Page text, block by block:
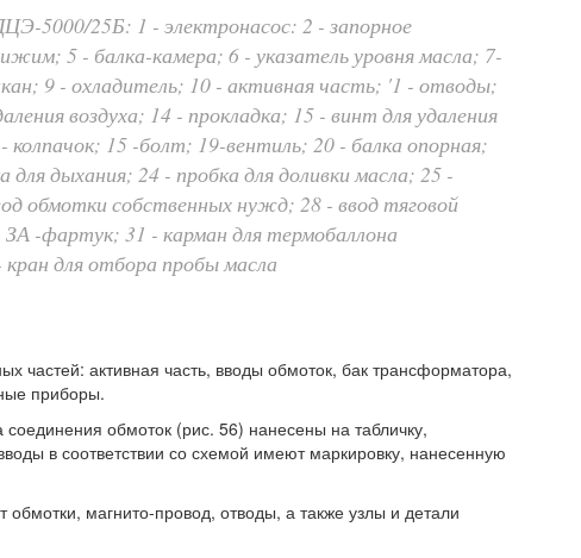
5000/25Б: 1 - электронасос: 2 - запорное
5 - балка-камера; 6 - указатель уровня масла; 7-
9 - охладитель; 10 - активная часть; '1 - отводы;
воздуха; 14 - прокладка; 15 - винт для удаления
15 -болт; 19-вентиль; 20 - балка опорная;
дыхания; 24 - пробка для доливки масла; 25 -
обмотки собственных нужд; 28 - ввод тяговой
-фартук; 31 - карман для термобаллона
для отбора пробы масла
частей: активная часть, вводы обмоток, бак трансформатора,
приборы.
обмоток (рис. 56) нанесены на табличку,
в соответствии со схемой имеют маркировку, нанесенную
обмотки, магнито-провод, отводы, а также узлы и детали